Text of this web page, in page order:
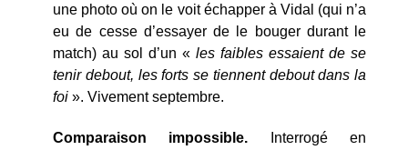
une photo où on le voit échapper à Vidal (qui n’a
eu de cesse d’essayer de le bouger durant le
match) au sol d’un « les faibles essaient de se
tenir debout, les forts se tiennent debout dans la
foi ». Vivement septembre.
Comparaison impossible. Interrogé en